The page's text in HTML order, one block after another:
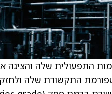
התפעולית שלה והציגה
התקשורת שלה